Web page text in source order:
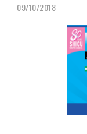
09/10/2018